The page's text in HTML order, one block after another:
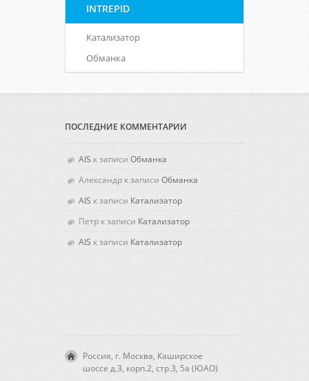
INTREPID
Катализатор
Обманка
ПОСЛЕДНИЕ КОММЕНТАРИИ
AIS к записи Обманка
Александр к записи Обманка
AIS к записи Катализатор
Петр к записи Катализатор
AIS к записи Катализатор
Россия, г. Москва, Каширское
шоссе д.3, корп.2, стр.3, 5а (ЮАО)